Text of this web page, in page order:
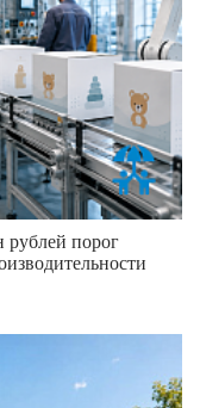
порог